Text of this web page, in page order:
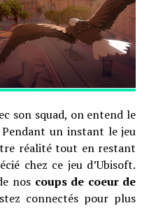
son squad, on entend le
un instant le jeu
réalité tout en restant
chez ce jeu d’Ubisoft.
nos coups de coeur de
connectés pour plus